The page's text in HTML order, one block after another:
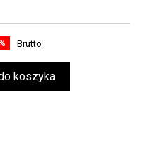
Brutto
koszyka